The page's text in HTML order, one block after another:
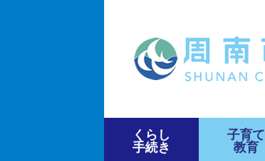
くらし
手続き
子育て
教育